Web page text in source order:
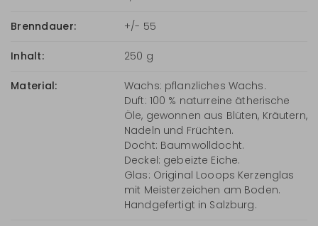
Brenndauer: +/- 55
Inhalt: 250 g
Material:
Wachs: pflanzliches Wachs.
Duft: 100 % naturreine ätherische
Öle, gewonnen aus Blüten, Kräutern,
Nadeln und Früchten.
Docht: Baumwolldocht.
Deckel: gebeizte Eiche.
Glas: Original Looops Kerzenglas
mit Meisterzeichen am Boden.
Handgefertigt in Salzburg.